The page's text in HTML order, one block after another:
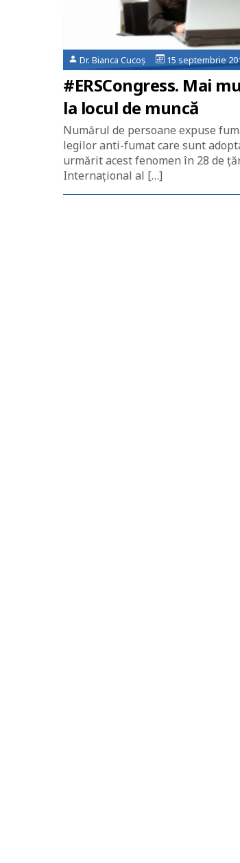
Dr. Bianca Cucoș 15 septembrie
#ERSCongress. Mai
la locul de muncă
Numărul de persoane expuse
legilor anti-fumat care sunt
urmărit acest fenomen în 28 de
Internațional al […]